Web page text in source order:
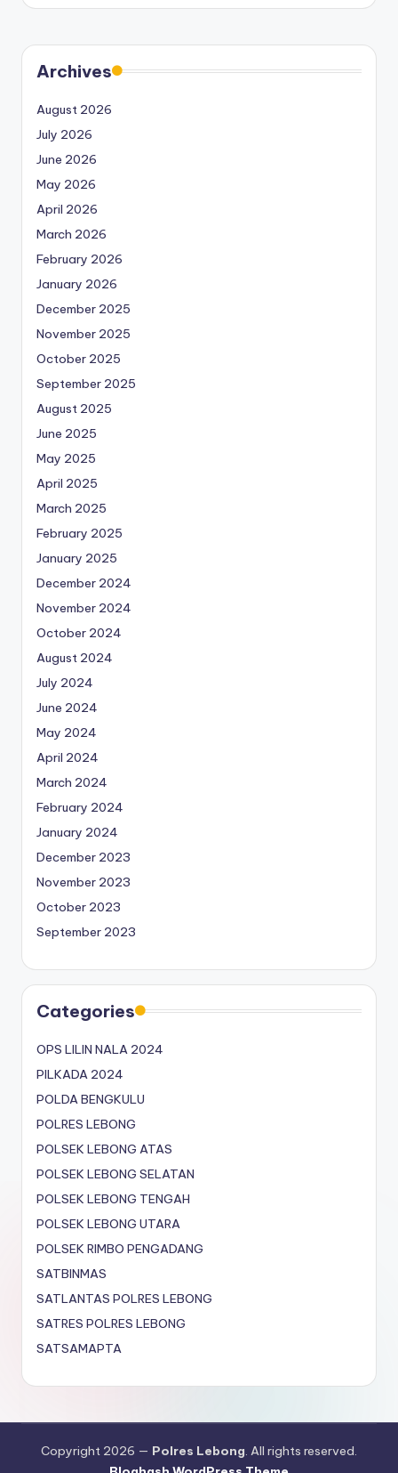
Archives
August 2026
July 2026
June 2026
May 2026
April 2026
March 2026
February 2026
January 2026
December 2025
November 2025
October 2025
September 2025
August 2025
June 2025
May 2025
April 2025
March 2025
February 2025
January 2025
December 2024
November 2024
October 2024
August 2024
July 2024
June 2024
May 2024
April 2024
March 2024
February 2024
January 2024
December 2023
November 2023
October 2023
September 2023
Categories
OPS LILIN NALA 2024
PILKADA 2024
POLDA BENGKULU
POLRES LEBONG
POLSEK LEBONG ATAS
POLSEK LEBONG SELATAN
POLSEK LEBONG TENGAH
POLSEK LEBONG UTARA
POLSEK RIMBO PENGADANG
SATBINMAS
SATLANTAS POLRES LEBONG
SATRES POLRES LEBONG
SATSAMAPTA
Copyright 2026 — Polres Lebong. All rights reserved.